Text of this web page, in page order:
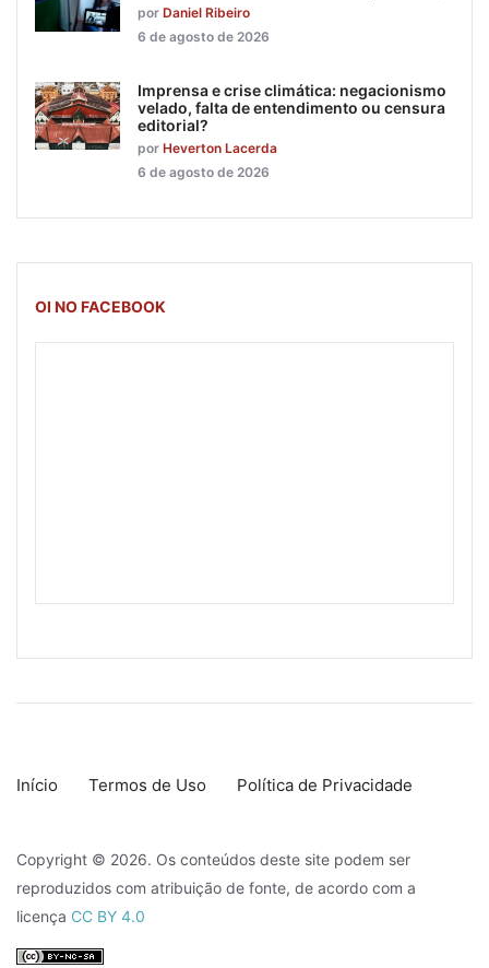
por Daniel Ribeiro
6 de agosto de 2026
Imprensa e crise climática: negacionismo
velado, falta de entendimento ou censura
editorial?
por Heverton Lacerda
6 de agosto de 2026
OI NO FACEBOOK
Início Termos de Uso Política de Privacidade
Copyright © 2026. Os conteúdos deste site podem ser
reproduzidos com atribuição de fonte, de acordo com a
licença CC BY 4.0